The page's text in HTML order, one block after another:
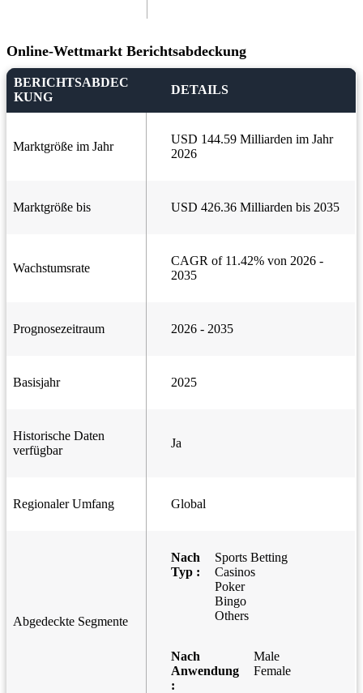
Online-Wettmarkt Berichtsabdeckung
BERICHTSABDEC
KUNG
DETAILS
Marktgröße im Jahr
USD 144.59 Milliarden im Jahr
2026
Marktgröße bis USD 426.36 Milliarden bis 2035
Wachstumsrate
CAGR of 11.42% von 2026 -
2035
Prognosezeitraum 2026 - 2035
Basisjahr 2025
Historische Daten
verfügbar
Ja
Regionaler Umfang Global
Abgedeckte Segmente
Nach
Typ :
Sports Betting
Casinos
Poker
Bingo
Others
Nach
Anwendung
:
Male
Female